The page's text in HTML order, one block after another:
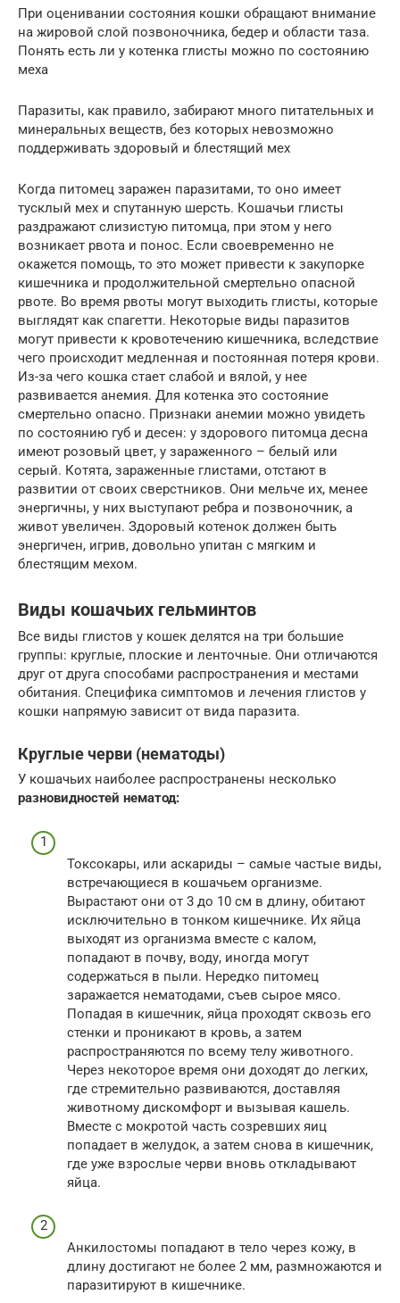
При оценивании состояния кошки обращают внимание
на жировой слой позвоночника, бедер и области таза.
Понять есть ли у котенка глисты можно по состоянию
меха
Паразиты, как правило, забирают много питательных и
минеральных веществ, без которых невозможно
поддерживать здоровый и блестящий мех
Когда питомец заражен паразитами, то оно имеет
тусклый мех и спутанную шерсть. Кошачьи глисты
раздражают слизистую питомца, при этом у него
возникает рвота и понос. Если своевременно не
окажется помощь, то это может привести к закупорке
кишечника и продолжительной смертельно опасной
рвоте. Во время рвоты могут выходить глисты, которые
выглядят как спагетти. Некоторые виды паразитов
могут привести к кровотечению кишечника, вследствие
чего происходит медленная и постоянная потеря крови.
Из-за чего кошка стает слабой и вялой, у нее
развивается анемия. Для котенка это состояние
смертельно опасно. Признаки анемии можно увидеть
по состоянию губ и десен: у здорового питомца десна
имеют розовый цвет, у зараженного – белый или
серый. Котята, зараженные глистами, отстают в
развитии от своих сверстников. Они мельче их, менее
энергичны, у них выступают ребра и позвоночник, а
живот увеличен. Здоровый котенок должен быть
энергичен, игрив, довольно упитан с мягким и
блестящим мехом.
Виды кошачьих гельминтов
Все виды глистов у кошек делятся на три большие
группы: круглые, плоские и ленточные. Они отличаются
друг от друга способами распространения и местами
обитания. Специфика симптомов и лечения глистов у
кошки напрямую зависит от вида паразита.
Круглые черви (нематоды)
У кошачьих наиболее распространены несколько
разновидностей нематод:
Токсокары, или аскариды – самые частые виды,
встречающиеся в кошачьем организме.
Вырастают они от 3 до 10 см в длину, обитают
исключительно в тонком кишечнике. Их яйца
выходят из организма вместе с калом,
попадают в почву, воду, иногда могут
содержаться в пыли. Нередко питомец
заражается нематодами, съев сырое мясо.
Попадая в кишечник, яйца проходят сквозь его
стенки и проникают в кровь, а затем
распространяются по всему телу животного.
Через некоторое время они доходят до легких,
где стремительно развиваются, доставляя
животному дискомфорт и вызывая кашель.
Вместе с мокротой часть созревших яиц
попадает в желудок, а затем снова в кишечник,
где уже взрослые черви вновь откладывают
яйца.
Анкилостомы попадают в тело через кожу, в
длину достигают не более 2 мм, размножаются и
паразитируют в кишечнике.